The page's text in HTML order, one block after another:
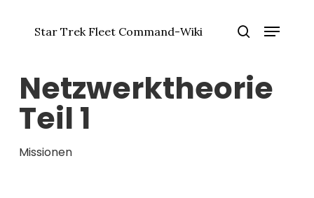
HauptinhaltStar Trek Fleet Command-Wiki
Menü
Netzwerktheorie
Teil 1
Missionen